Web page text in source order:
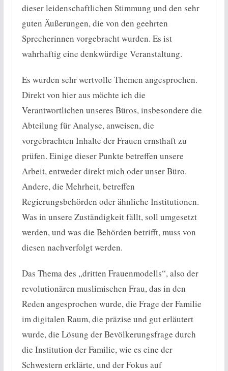
dieser leidenschaftlichen Stimmung und den sehr
guten Äußerungen, die von den geehrten
Sprecherinnen vorgebracht wurden. Es ist
wahrhaftig eine denkwürdige Veranstaltung.
Es wurden sehr wertvolle Themen angesprochen.
Direkt von hier aus möchte ich die
Verantwortlichen unseres Büros, insbesondere die
Abteilung für Analyse, anweisen, die
vorgebrachten Inhalte der Frauen ernsthaft zu
prüfen. Einige dieser Punkte betreffen unsere
Arbeit, entweder direkt mich oder unser Büro.
Andere, die Mehrheit, betreffen
Regierungsbehörden oder ähnliche Institutionen.
Was in unsere Zuständigkeit fällt, soll umgesetzt
werden, und was die Behörden betrifft, muss von
diesen nachverfolgt werden.
Das Thema des „dritten Frauenmodells“, also der
revolutionären muslimischen Frau, das in den
Reden angesprochen wurde, die Frage der Familie
im digitalen Raum, die präzise und gut erläutert
wurde, die Lösung der Bevölkerungsfrage durch
die Institution der Familie, wie es eine der
Schwestern erklärte, und der Fokus auf